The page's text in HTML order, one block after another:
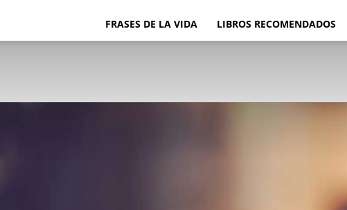
FRASES DE LA VIDA LIBROS RECOMENDADOS